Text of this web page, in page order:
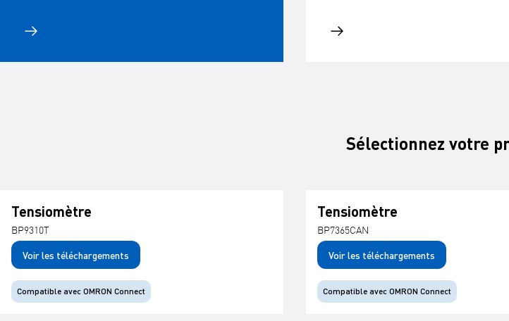
Sélectionnez votre
Tensiomètre
BP9310T
Voir les téléchargements
Compatible avec OMRON Connect
Tensiomètre
BP7365CAN
Voir les téléchargements
Compatible avec OMRON Connect